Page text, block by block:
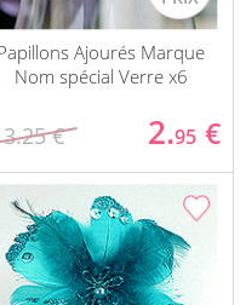
Ajourés Marque
Nom spécial Verre x6
3.25 € 2.95 €